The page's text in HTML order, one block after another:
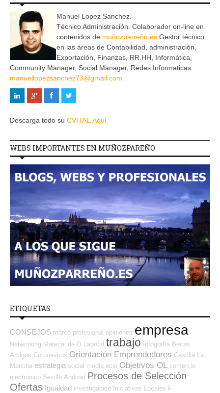
Manuel Lopez Sanchez.
Técnico Administración. Colaborador on-line en
contenidos de muñozparreño.es Gestor técnico
en las áreas de Contabilidad, administración,
Exportación, Finanzas, RR.HH, Informática,
Community Manager, Social Manager, Redes Informaticas.
manuellopezsanchez73@gmail.com
Descarga todo su CVITAE Aquí
WEBS IMPORTANTES EN MUÑOZPAREÑO
ETIQUETAS
CONSEJOS marca profesional opiniones empresa
Networking Material de O.Laboral trabajo Infografía Becas
Amigos Coronavirus Orientación Emprendedores Castilla La
Mancha estrategia social media ocio Objetivos OL comercio
electrónico Sevilla Android Procesos de Selección
Ofertas Igualdad investigación Iniciativas Locales F